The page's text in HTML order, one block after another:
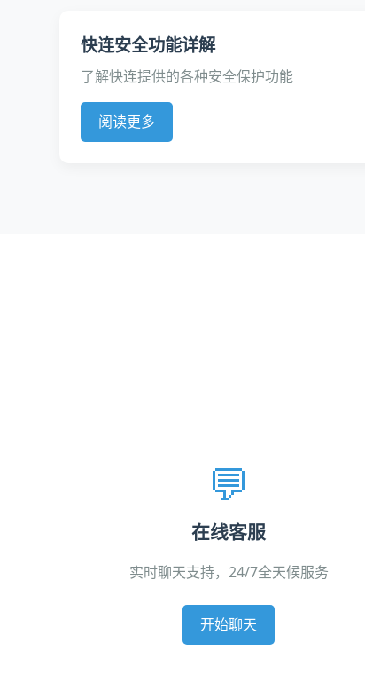
快连安全功能详解
了解快连提供的各种安全保护功能
阅读更多
💬
在线客服
实时聊天支持，24/7全天候服务
开始聊天